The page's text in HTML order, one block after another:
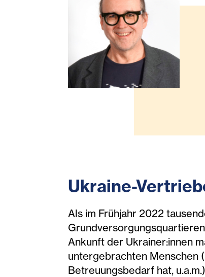
Ukraine-
Als im Frühjahr 2022
Ankunft der Ukrainer:innen
untergebrachten Menschen
Betreuungsbedarf hat,